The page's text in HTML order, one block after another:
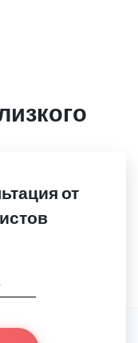
от